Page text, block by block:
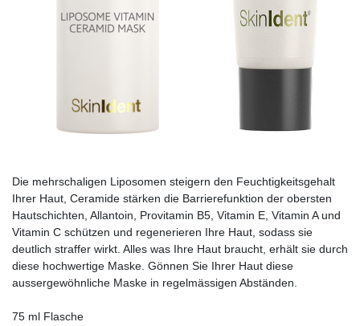
Die mehrschaligen Liposomen steigern den Feuchtigkeitsgehalt
Ihrer Haut, Ceramide stärken die Barrierefunktion der obersten
Hautschichten, Allantoin, Provitamin B5, Vitamin E, Vitamin A und
Vitamin C schützen und regenerieren Ihre Haut, sodass sie
deutlich straffer wirkt. Alles was Ihre Haut braucht, erhält sie durch
diese hochwertige Maske. Gönnen Sie Ihrer Haut diese
aussergewöhnliche Maske in regelmässigen Abständen.
75 ml Flasche